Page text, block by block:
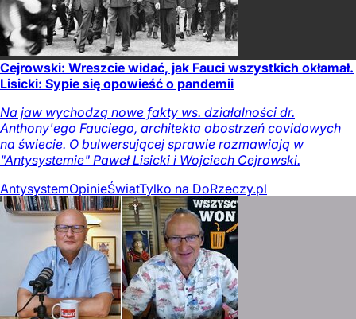
Cejrowski: Wreszcie widać, jak Fauci wszystkich okłamał.
Lisicki: Sypie się opowieść o pandemii
Na jaw wychodzą nowe fakty ws. działalności dr.
Anthony'ego Fauciego, architekta obostrzeń covidowych
na świecie. O bulwersującej sprawie rozmawiają w
"Antysystemie" Paweł Lisicki i Wojciech Cejrowski.
AntysystemOpinieŚwiatTylko na DoRzeczy.pl